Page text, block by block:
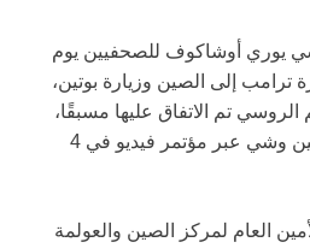
يوري أوشاكوف للصحفيين يوم
ترامب إلى الصين وزيارة بوتين،
تم الاتفاق عليها مسبقًا،
بعد عدة أيام من حديث بوتين وشي عبر مؤتمر فيديو في 4
العام لمركز الصين والعولمة